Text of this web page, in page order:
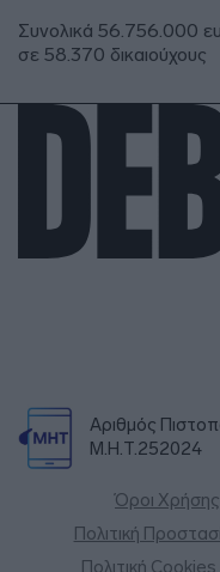
Συνολικά 56.756.000
σε 58.370 δικαιούχους
Αριθμός
Μ.Η.Τ.252024
Όροι Χρήσης
Πολιτική
Πολιτική Cookies